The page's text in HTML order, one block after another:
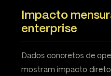
Impacto
enterprise
Dados concretos de
mostram impacto